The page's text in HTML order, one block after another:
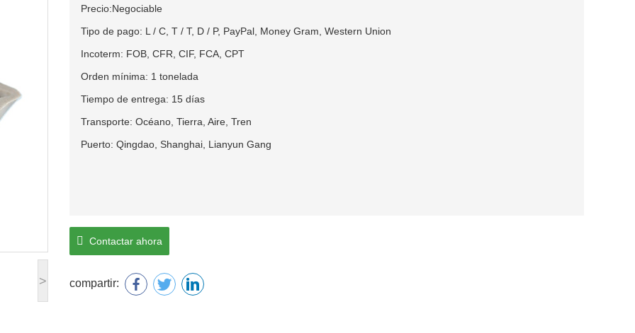
>
Precio:Negociable
Tipo de pago: L / C, T / T, D / P, PayPal, Money Gram, Western Union
Incoterm: FOB, CFR, CIF, FCA, CPT
Orden mínima: 1 tonelada
Tiempo de entrega: 15 días
Transporte: Océano, Tierra, Aire, Tren
Puerto: Qingdao, Shanghai, Lianyun Gang
Contactar ahora
compartir: